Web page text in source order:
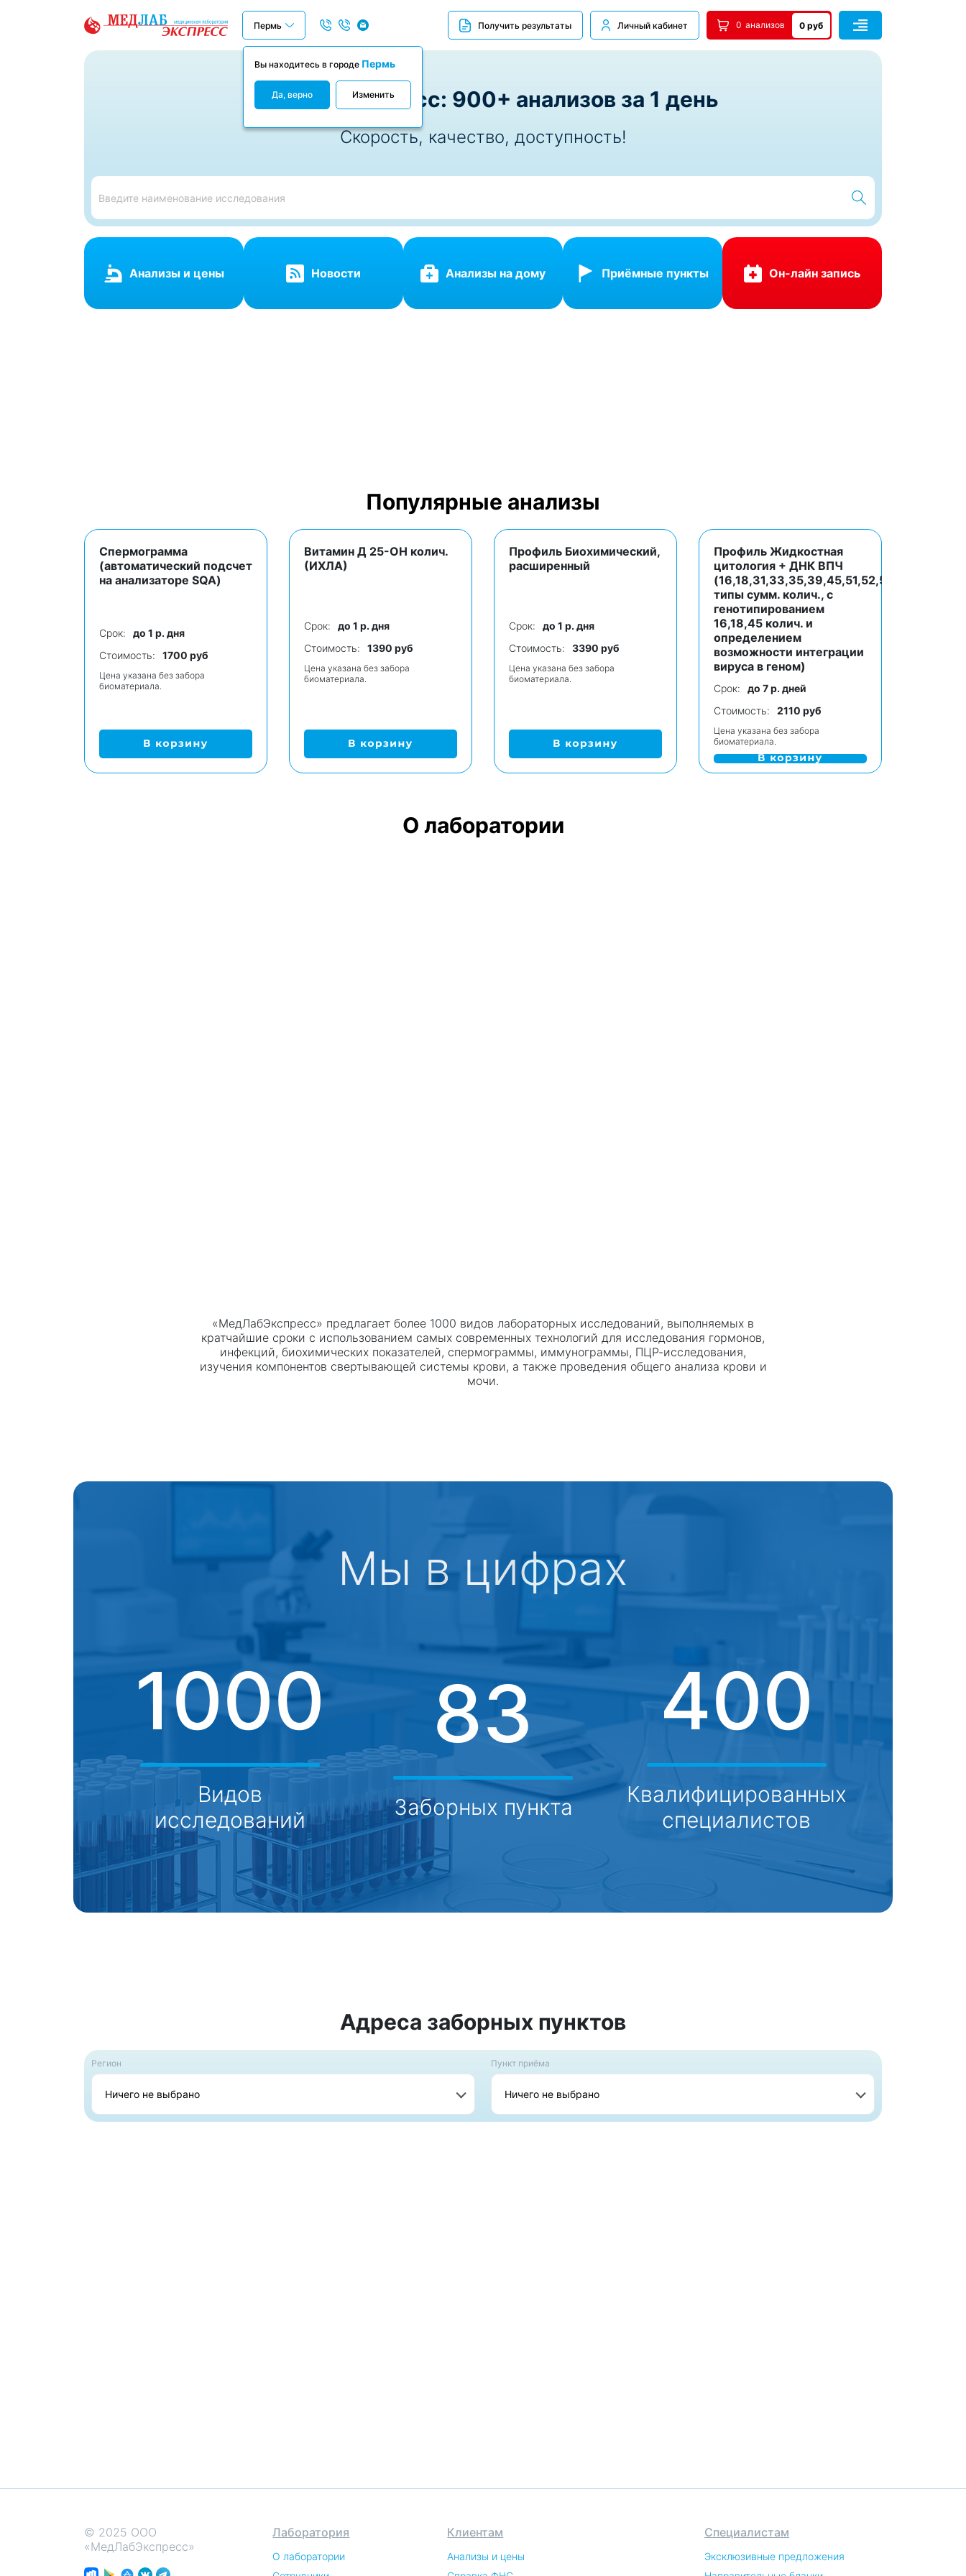
Пермь
Вы находитесь в городе Пермь
Да, верно Изменить
Получить результаты Личный кабинет 0 анализов 0 руб
МедЛабЭкспресс: 900+ анализов за 1 день
Скорость, качество, доступность!
Анализы и цены Новости Анализы на дому Приёмные пункты Он-лайн запись
Популярные анализы
Спермограмма
(автоматический подсчет
на анализаторе SQA)
Срок:
до 1 р. дня
Стоимость:
1700 руб
Цена указана без забора
биоматериала.
Витамин Д 25-ОН колич.
(ИХЛА)
Срок:
до 1 р. дня
Стоимость:
1390 руб
Цена указана без забора
биоматериала.
Профиль Биохимический,
расширенный
Срок:
до 1 р. дня
Стоимость:
3390 руб
Цена указана без забора
биоматериала.
Профиль Жидкостная
цитология + ДНК ВПЧ
типы сумм. колич., с
генотипированием
16,18,45 колич. и
определением
возможности интеграции
вируса в геном)
Срок:
до 7 р. дней
Стоимость:
2110 руб
Цена указана без забора
биоматериала.
О лаборатории
«МедЛабЭкспресс» предлагает более 1000 видов лабораторных исследований, выполняемых в
кратчайшие сроки с использованием самых современных технологий для исследования гормонов,
инфекций, биохимических показателей, спермограммы, иммунограммы, ПЦР-исследования,
изучения компонентов свертывающей системы крови, а также проведения общего анализа крови и
мочи.
Мы в цифрах
1000
Видов
исследований
83
Заборных пункта
400
Квалифицированных
специалистов
Адреса заборных пунктов
Регион
Ничего не выбрано
Пункт приёма
Ничего не выбрано
© 2025 ООО
«МедЛабЭкспресс»
Лаборатория
О лаборатории
Клиентам
Анализы и цены
Специалистам
Эксклюзивные предложения